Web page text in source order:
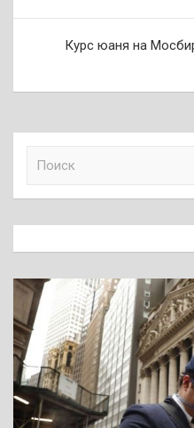
записям
Курс юаня на
к